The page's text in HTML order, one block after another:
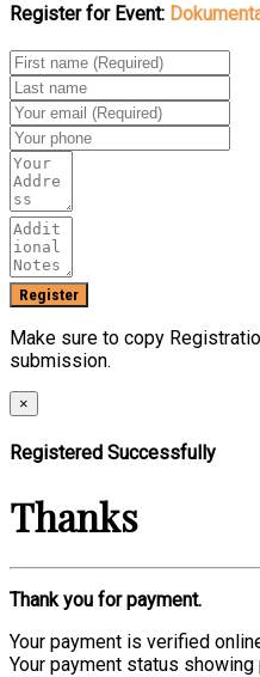
Register for Event:
Make sure to copy
submission.
×
Registered Successfully
Thanks
Thank you for payment.
Your payment is verified
Your payment status showing